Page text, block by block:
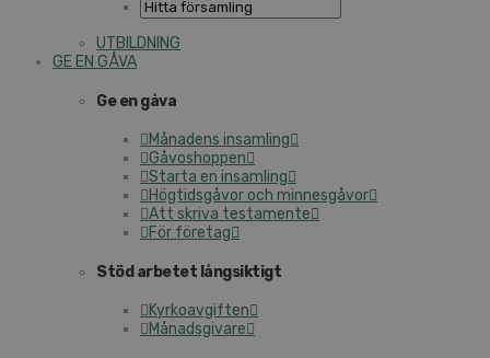
UTBILDNING
GE EN GÅVA
Ge en gåva
Månadens insamling
Gåvoshoppen
Starta en insamling
Högtidsgåvor och minnesgåvor
Att skriva testamente
För företag
Stöd arbetet långsiktigt
Kyrkoavgiften
Månadsgivare